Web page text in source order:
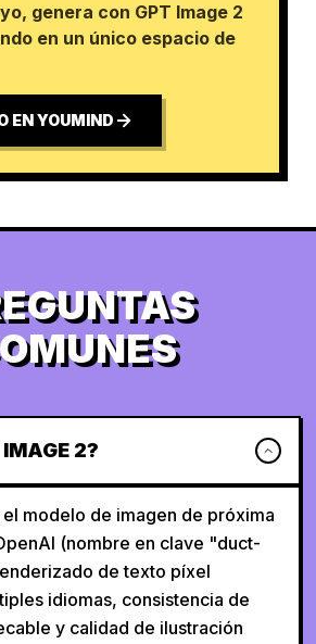
genera con GPT Image 2
en un único espacio de
EN YOUMIND
IMAGE 2?
el modelo de imagen de próxima
(nombre en clave "duct-
de texto píxel
idiomas, consistencia de
y calidad de ilustración